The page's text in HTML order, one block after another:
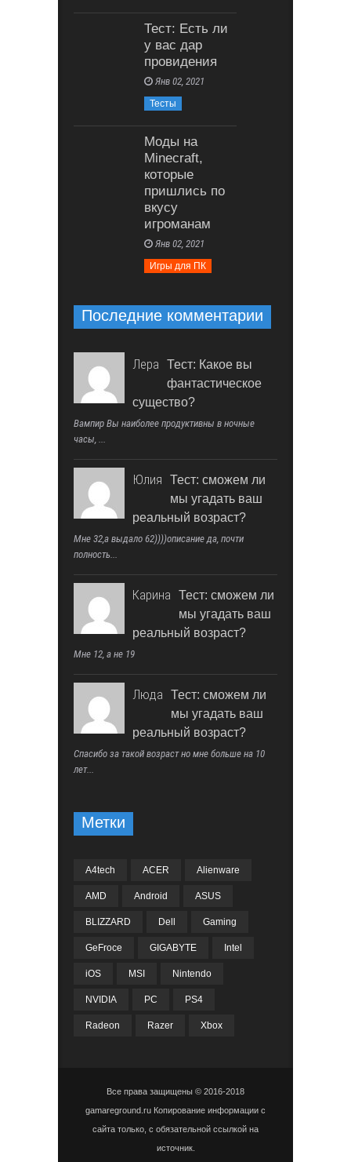
Тест: Есть ли
у вас дар
провидения
Янв 02, 2021
Тесты
Моды на
Minecraft,
которые
пришлись по
вкусу
игроманам
Янв 02, 2021
Игры для ПК
Последние комментарии
Лера
Тест: Какое вы
фантастическое
существо?
Вампир Вы наиболее продуктивны в ночные
часы, ...
Юлия
Тест: сможем ли
мы угадать ваш
реальный возраст?
Мне 32,а выдало 62))))описание да, почти
полность...
Карина
Тест: сможем ли
мы угадать ваш
реальный возраст?
Мне 12, а не 19
Люда
Тест: сможем ли
мы угадать ваш
реальный возраст?
Спасибо за такой возраст но мне больше на 10
лет...
Метки
A4tech ACER Alienware
AMD Android ASUS
BLIZZARD Dell Gaming
GeFroce GIGABYTE Intel
iOS MSI Nintendo
NVIDIA PC PS4
Radeon Razer Xbox
Все права защищены © 2016-2018
gamareground.ru Копирование информации с
сайта только, с обязательной ссылкой на
источник.